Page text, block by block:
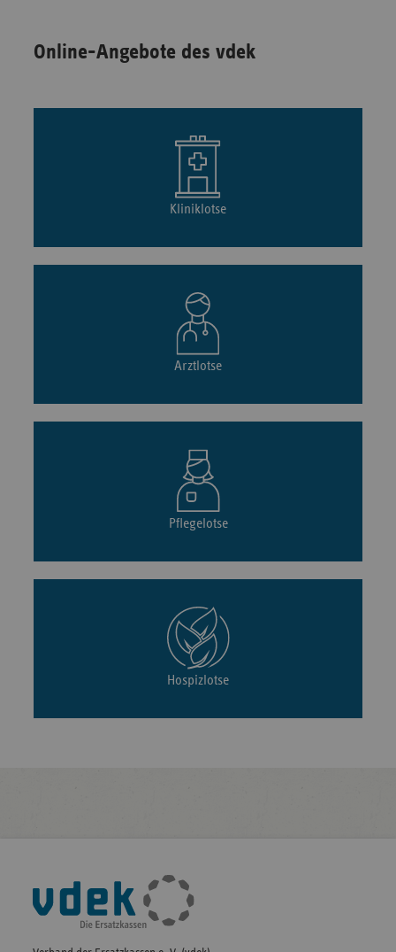
Online-Angebote des vdek
Kliniklotse
Arztlotse
Pflegelotse
Hospizlotse
Fußleisten-
Navigation